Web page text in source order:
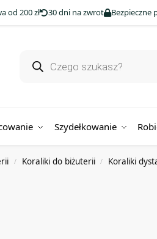
od 200 zł 30 dni na zwrot Bezpieczne
Szydełkowanie
/ Koraliki do biżuterii / Koraliki